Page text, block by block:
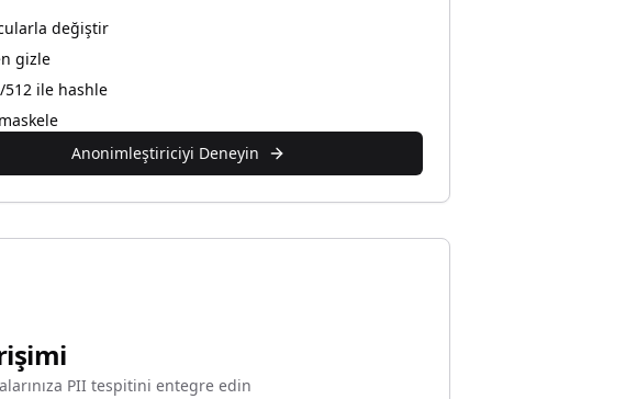
değiştir
gizle
512 ile hashle
Anonimleştiriciyi Deneyin
PII tespitini entegre edin